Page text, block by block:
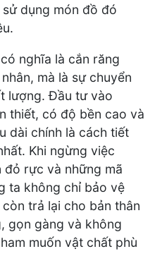
dụng món đồ đó
nghĩa là cắn răng
mà là sự chuyển
lượng. Đầu tư vào
thiết, có độ bền cao và
dài chính là cách tiết
Khi ngừng việc
đỏ rực và những mã
ta không chỉ bảo vệ
trả lại cho bản thân
gọn gàng và không
muốn vật chất phù